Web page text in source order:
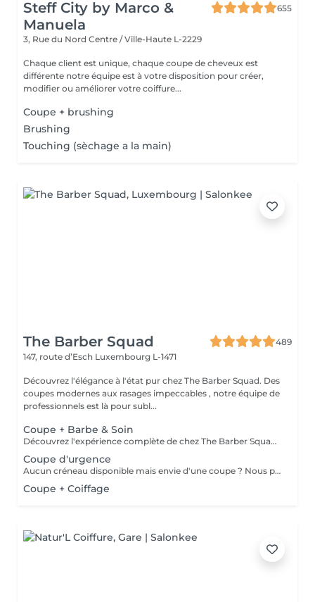
Steff City by Marco &
Manuela
655
3, Rue du Nord Centre / Ville-Haute L-2229
Chaque client est unique, chaque coupe de cheveux est
différente notre équipe est à votre disposition pour créer,
modifier ou améliorer votre coiffure...
Coupe + brushing
Brushing
Touching (sèchage a la main)
The Barber Squad
489
147, route d’Esch Luxembourg L-1471
Découvrez l'élégance à l'état pur chez The Barber Squad. Des
coupes modernes aux rasages impeccables , notre équipe de
professionnels est là pour subl...
Coupe + Barbe & Soin
Découvrez l'expérience complète de chez The Barber Squad ! Shampooing & soins profonds + Coupe complète + Coiffage. Taille de Barbe & Contours à la lame & soins régénérant + Serviette Chaude & Froide + Nettoyage exfoliant du visage + Vapeur + Massage Relaxant + After Shave + Huile à barbe + Hydratation de la peau . Pour que votre expérience chez nous soit optimal , une boisson de votre choix vous est offerte !
Coupe d'urgence
Aucun créneau disponible mais envie d'une coupe ? Nous pouvons vous proposer un rendez-vous avant ou après nos horaires, ou durant la pause. Pour cette prestation, merci de contacter directement le shop.
Coupe + Coiffage